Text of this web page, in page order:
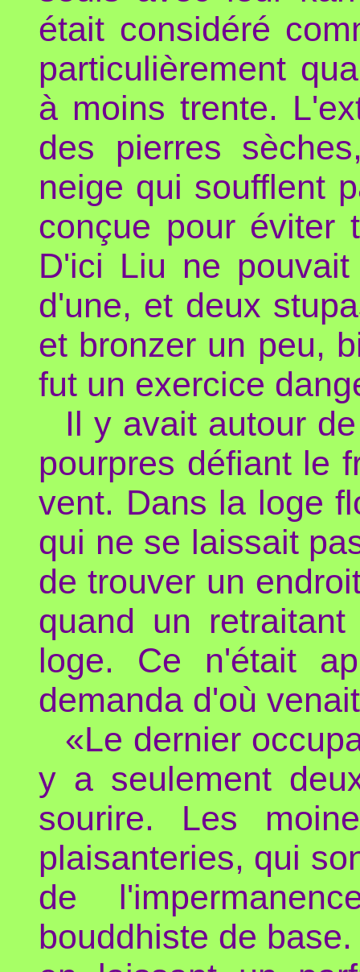
était considéré
particulièrement
à moins trente.
des pierres
neige qui soufflent
conçue pour éviter
D'ici Liu ne
d'une, et deux
et bronzer un peu,
fut un exercice
Il y avait autour
pourpres défiant le
vent. Dans la loge
qui ne se laissait
de trouver un
quand un
loge. Ce n'était
demanda d'où
«Le dernier
y a seulement
sourire. Les
plaisanteries, qui
de
bouddhiste de